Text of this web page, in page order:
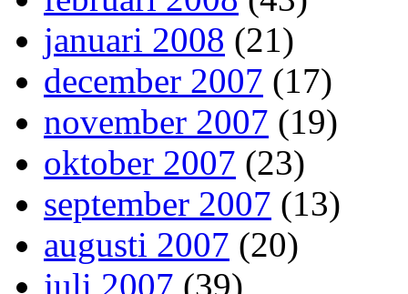
januari 2008 (21)
december 2007 (17)
november 2007 (19)
oktober 2007 (23)
september 2007 (13)
augusti 2007 (20)
juli 2007 (39)